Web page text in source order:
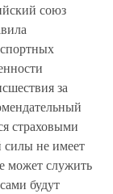
союз
за
страховыми
не имеет
может служить
будут